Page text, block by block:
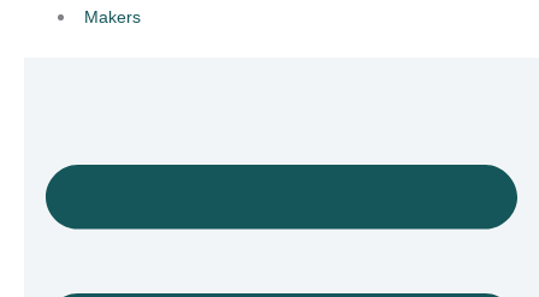
Makers